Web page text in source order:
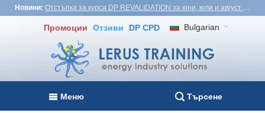
Новини: Отстъпка за курса DP REVALIDATION за юни, юли и август - USD1,000! Виетнам, Турция, Малайзия
Промоции Отзиви DP CPD Bulgarian
Меню Търсене